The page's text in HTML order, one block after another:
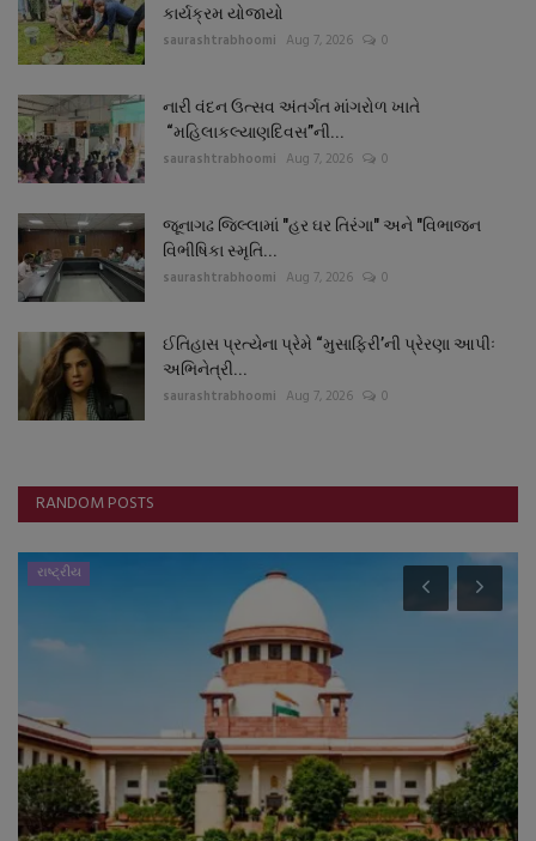
કાર્યક્રમ યોજાયો
saurashtrabhoomi Aug 7, 2026 0
નારી વંદન ઉત્સવ અંતર્ગત માંગરોળ ખાતે
“મહિલાકલ્યાણદિવસ”ની...
saurashtrabhoomi Aug 7, 2026 0
જૂનાગઢ જિલ્લામાં "હર ઘર તિરંગા" અને "વિભાજન
વિભીષિકા સ્મૃતિ...
saurashtrabhoomi Aug 7, 2026 0
ઈતિહાસ પ્રત્યેના પ્રેમે “મુસાફિરી’ની પ્રેરણા આપીઃ
અભિનેત્રી...
saurashtrabhoomi Aug 7, 2026 0
RANDOM POSTS
રાષ્ટ્રીય